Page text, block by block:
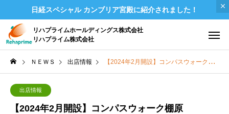
日経スペシャル カンブリア宮殿に紹介されました！
リハプライムホールディングス株式会社
リハプライム株式会社
ＮＥＷＳ 出店情報 【2024年2月開設】コンパスウォーク棚原
出店情報
【2024年2月開設】コンパスウォーク棚原